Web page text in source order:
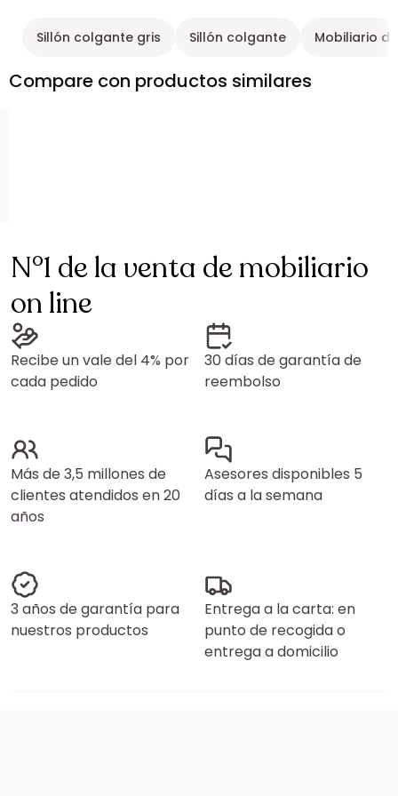
Sillón colgante gris Sillón colgante Mobiliario
Compare con productos similares
N°1 de la venta de mobiliario
on line
Recibe un vale del 4% por
cada pedido
30 días de garantía de
reembolso
Más de 3,5 millones de
clientes atendidos en 20
años
Asesores disponibles 5
días a la semana
3 años de garantía para
nuestros productos
Entrega a la carta: en
punto de recogida o
entrega a domicilio